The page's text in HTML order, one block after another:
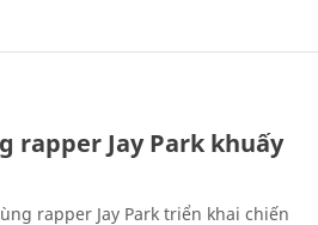
rapper Jay Park khuấy
rapper Jay Park triển khai chiến